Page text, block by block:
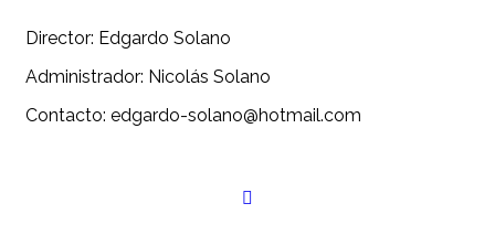
Director: Edgardo Solano
Administrador: Nicolás Solano
Contacto: edgardo-solano@hotmail.com